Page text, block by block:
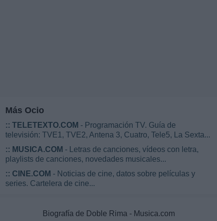
Más Ocio
:: TELETEXTO.COM - Programación TV. Guía de
televisión: TVE1, TVE2, Antena 3, Cuatro, Tele5, La Sexta...
:: MUSICA.COM - Letras de canciones, vídeos con letra,
playlists de canciones, novedades musicales...
:: CINE.COM - Noticias de cine, datos sobre películas y
series. Cartelera de cine...
Biografía de Doble Rima - Musica.com